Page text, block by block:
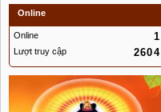
Online
Online 1
Lượt truy cập 2604